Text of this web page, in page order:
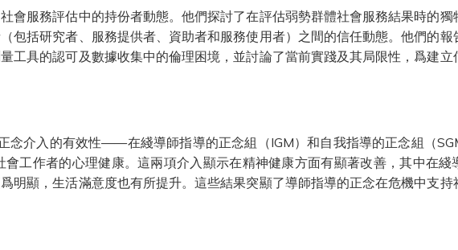
會服務評估中的持份者動態。他們探討了在評估弱勢群體社會服務結果時的獨
包括研究者、服務提供者、資助者和服務使用者）之間的信任動態。他們的報
工具的認可及數據收集中的倫理困境，並討論了當前實踐及其局限性，爲建立
念介入的有效性——在綫導師指導的正念組（IGM）和自我指導的正念組（
工作者的心理健康。這兩項介入顯示在精神健康方面有顯著改善，其中在綫
明顯，生活滿意度也有所提升。這些結果突顯了導師指導的正念在危機中支持